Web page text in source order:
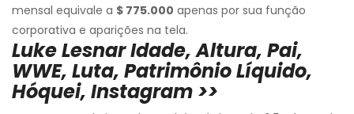
mensal equivale a $ 775.000 apenas por sua função
corporativa e aparições na tela.
Luke Lesnar Idade, Altura, Pai,
WWE, Luta, Patrimônio Líquido,
Hóquei, Instagram >>